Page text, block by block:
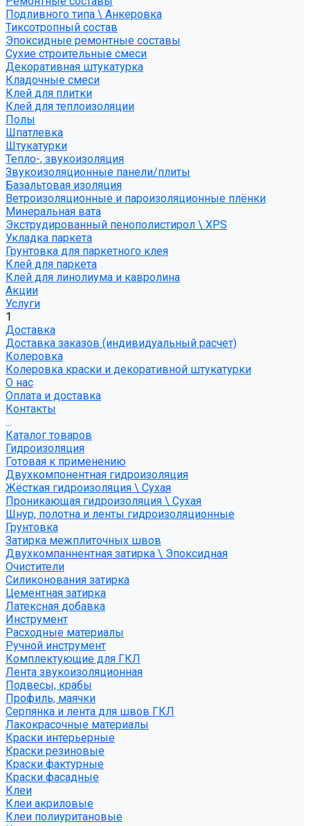
Подливного типа \ Анкеровка
Тиксотропный состав
Эпоксидные ремонтные составы
Сухие строительные смеси
Декоративная штукатурка
Кладочные смеси
Клей для плитки
Клей для теплоизоляции
Полы
Шпатлевка
Штукатурки
Тепло-, звукоизоляция
Звукоизоляционные панели/плиты
Базальтовая изоляция
Ветроизоляционные и пароизоляционные плёнки
Минеральная вата
Экструдированный пенополистирол \ XPS
Укладка паркета
Грунтовка для паркетного клея
Клей для паркета
Клей для линолиума и кавролина
Акции
Услуги
1
Доставка
Доставка заказов (индивидуальный расчет)
Колеровка
Колеровка краски и декоративной штукатурки
О нас
Оплата и доставка
Контакты
...
Каталог товаров
Гидроизоляция
Готовая к применению
Двухкомпонентная гидроизоляция
Жёсткая гидроизоляция \ Сухая
Проникающая гидроизоляция \ Сухая
Шнур, полотна и ленты гидроизоляционные
Грунтовка
Затирка межплиточных швов
Двухкомпаннентная затирка \ Эпоксидная
Очистители
Силиконования затирка
Цементная затирка
Латексная добавка
Инструмент
Расходные материалы
Ручной инструмент
Комплектующие для ГКЛ
Лента звукоизоляционная
Подвесы, крабы
Профиль, маячки
Серпянка и лента для швов ГКЛ
Лакокрасочные материалы
Краски интерьерные
Краски резиновые
Краски фактурные
Краски фасадные
Клеи
Клеи акриловые
Клеи полиуритановые